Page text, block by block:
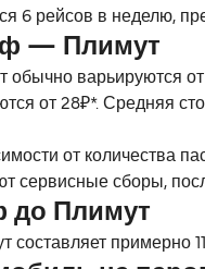
6 рейсов в неделю,
— Плимут
варьируются
от 28₽*. Средняя
от количества
сервисные сборы,
до Плимут
примерно